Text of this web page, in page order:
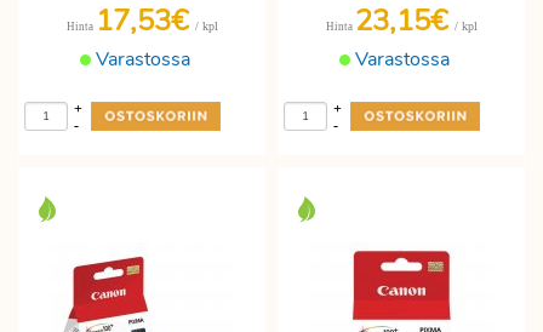
Varastossa
Hinta 17,53€ / kpl
-
+
Varastossa
Hinta 23,15€ / kpl
-
+